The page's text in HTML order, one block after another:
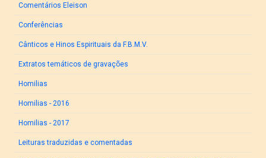
Comentários Eleison
Conferências
Cânticos e Hinos Espirituais da F.B.M.V.
Extratos temáticos de gravações
Homilias
Homilias - 2016
Homilias - 2017
Leituras traduzidas e comentadas